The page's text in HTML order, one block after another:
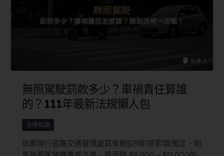
無照駕駛罰款多少？車禍責任算誰
的？111年最新法規懶人包
法律知識
依照現行道路交通管理處罰條例§21第1項第1款規定，如